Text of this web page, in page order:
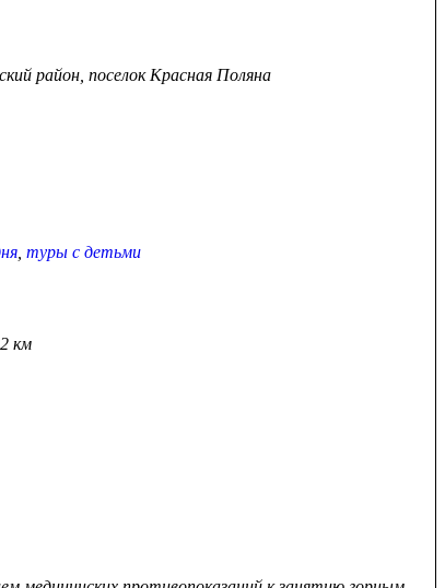
район, поселок Красная Поляна
,туры с детьми
км